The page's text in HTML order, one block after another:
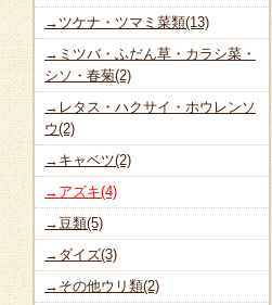
→ツケナ・ツマミ菜類(13)
→ミツバ・ふだん草・カラシ菜・
シソ・春菊(2)
→レタス・ハクサイ・ホウレンソ
ウ(2)
→キャベツ(2)
→アズキ(4)
→豆類(5)
→ダイズ(3)
→その他ウリ類(2)